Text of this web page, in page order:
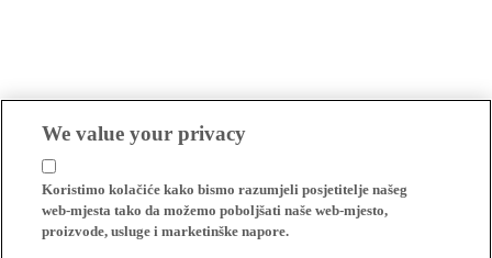
We value your privacy
Koristimo kolačiće kako bismo razumjeli posjetitelje našeg
web-mjesta tako da možemo poboljšati naše web-mjesto,
proizvode, usluge i marketinške napore.